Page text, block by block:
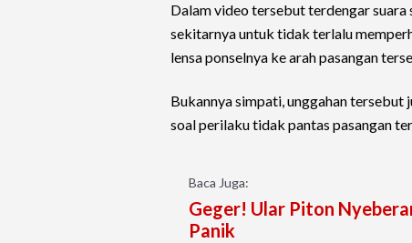
Dalam video tersebut terdengar
sekitarnya untuk tidak terlalu
lensa ponselnya ke arah pasangan
Bukannya simpati, unggahan
soal perilaku tidak pantas pasangan
Baca Juga:
Geger! Ular Piton
Panik